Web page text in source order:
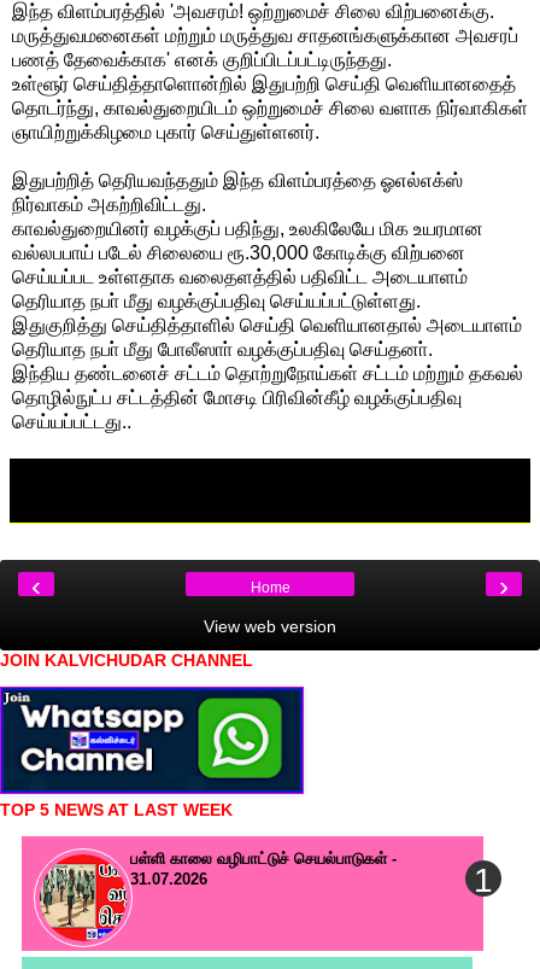
இந்த விளம்பரத்தில் 'அவசரம்! ஒற்றுமைச் சிலை விற்பனைக்கு.
மருத்துவமனைகள் மற்றும் மருத்துவ சாதனங்களுக்கான அவசரப்
பணத் தேவைக்காக' எனக் குறிப்பிடப்பட்டிருந்தது.
உள்ளூர் செய்தித்தாளொன்றில் இதுபற்றி செய்தி வெளியானதைத்
தொடர்ந்து, காவல்துறையிடம் ஒற்றுமைச் சிலை வளாக நிர்வாகிகள்
ஞாயிற்றுக்கிழமை புகார் செய்துள்ளனர்.
இதுபற்றித் தெரியவந்ததும் இந்த விளம்பரத்தை ஓஎல்எக்ஸ்
நிர்வாகம் அகற்றிவிட்டது.
காவல்துறையினர் வழக்குப் பதிந்து, உலகிலேயே மிக உயரமான
வல்லபபாய் படேல் சிலையை ரூ.30,000 கோடிக்கு விற்பனை
செய்யப்பட உள்ளதாக வலைதளத்தில் பதிவிட்ட அடையாளம்
தெரியாத நபா் மீது வழக்குப்பதிவு செய்யப்பட்டுள்ளது.
இதுகுறித்து செய்தித்தாளில் செய்தி வெளியானதால் அடையாளம்
தெரியாத நபா் மீது போலீஸாா் வழக்குப்பதிவு செய்தனா்.
இந்திய தண்டனைச் சட்டம் தொற்றுநோய்கள் சட்டம் மற்றும் தகவல்
தொழில்நுட்ப சட்டத்தின் மோசடி பிரிவின்கீழ் வழக்குப்பதிவு
செய்யப்பட்டது..
‹ ›
Home
View web version
JOIN KALVICHUDAR CHANNEL
TOP 5 NEWS AT LAST WEEK
பள்ளி காலை வழிபாட்டுச் செயல்பாடுகள் -
31.07.2026